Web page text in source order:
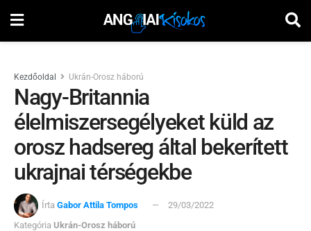
Kezdőoldal Ukrán-Orosz háború
Nagy-Britannia
élelmiszersegélyeket küld az
orosz hadsereg által bekerített
ukrajnai térségekbe
Írta Gabor Attila Tompos
29/03/2022
Kategória Ukrán-Orosz háború